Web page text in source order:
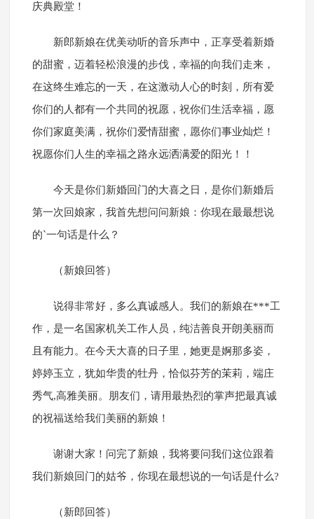
庆典殿堂！
新郎新娘在优美动听的音乐声中，正享受着新婚
的甜蜜，迈着轻松浪漫的步伐，幸福的向我们走来，
在这终生难忘的一天，在这激动人心的时刻，所有爱
你们的人都有一个共同的祝愿，祝你们生活幸福，愿
你们家庭美满，祝你们爱情甜蜜，愿你们事业灿烂！
祝愿你们人生的幸福之路永远洒满爱的阳光！！
今天是你们新婚回门的大喜之日，是你们新婚后
第一次回娘家，我首先想问问新娘：你现在最最想说
的`一句话是什么？
（新娘回答）
说得非常好，多么真诚感人。我们的新娘在***工
作，是一名国家机关工作人员，纯洁善良开朗美丽而
且有能力。在今天大喜的日子里，她更是婀那多姿，
婷婷玉立，犹如华贵的牡丹，恰似芬芳的茉莉，端庄
秀气,高雅美丽。朋友们，请用最热烈的掌声把最真诚
的祝福送给我们美丽的新娘！
谢谢大家！问完了新娘，我将要问我们这位跟着
我们新娘回门的姑爷，你现在最想说的一句话是什么?
（新郎回答）